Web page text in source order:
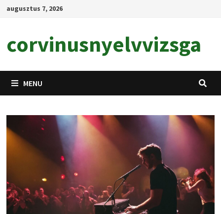
Skipaugusztus 7, 2026
corvinusnyelvvizsga
MENU